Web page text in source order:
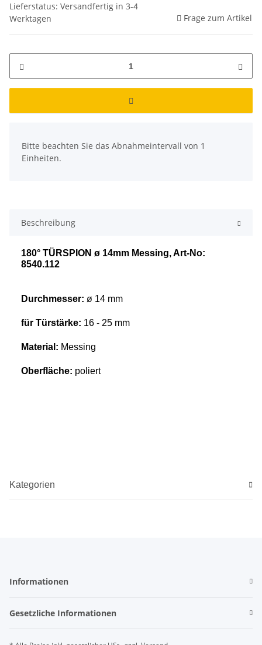
Lieferstatus: Versandfertig in 3-4
Werktagen
Frage zum Artikel
Bitte beachten Sie das Abnahmeintervall von 1
Einheiten.
Beschreibung
180° TÜRSPION ø 14mm Messing, Art-No:
8540.112
Durchmesser: ø 14 mm
für Türstärke: 16 - 25 mm
Material: Messing
Oberfläche: poliert
Kategorien
Informationen
Gesetzliche Informationen